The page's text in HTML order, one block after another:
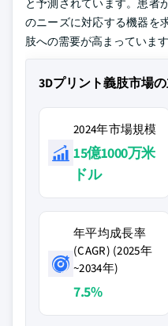
と予測されています。患者
のニーズに対応する機器を
肢への需要が高まっています
3Dプリント義肢市場
2024年市場規模
15億1000万米
ドル
年平均成長率
(CAGR) (2025年
~2034年)
7.5%